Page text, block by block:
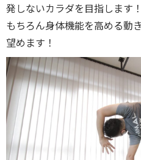
発しないカラダを目指します！
もちろん身体機能を高める動
望めます！